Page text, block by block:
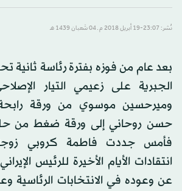
نُشر: 23:07-19 أبريل 2018 م ـ 04 شَعبان 1439 هـ
بعد عام من فوزه بفترة رئاسة ثانية
الجبرية على زعيمي التيار
وميرحسين موسوي من ورقة رابحة
حسن روحاني إلى ورقة ضغط من
فأمس جددت فاطمة كروبي
انتقادات الأيام الأخيرة للرئيس
عن وعوده في الانتخابات الرئاسية